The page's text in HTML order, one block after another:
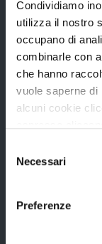
Condividiamo
utilizza il nostro
occupano di
combinarle con
che hanno
vuole saperne di
alcuni cookie
tasto "Rifiuta".
delNecessari
Preferenze
Organi di governo
Statuto e
Amministrazione
Uffici e orari
Storia della Provincia
Edifici e Parchi
Bandi e avvisi